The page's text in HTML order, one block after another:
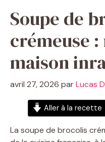
Soupe de
crémeuse
maison
avril 27, 2026 parLucas
Aller à la recette
La soupe de brocolis